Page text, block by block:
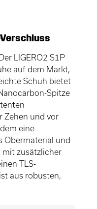
LIGERO2 S1P
auf dem Markt,
Schuh bietet
Spitze
Zehen und vor
eine
Obermaterial und
mit zusätzlicher
TLS-
aus robusten,